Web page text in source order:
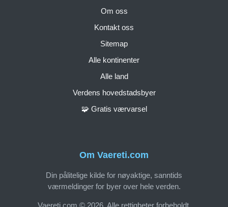
Om Vaereti.com
Din pålitelige kilde for nøyaktige, sanntids
værmeldinger for byer over hele verden.
Vaereti.com © 2026. Alle rettigheter forbeholdt.
Om oss
Kontakt oss
Sitemap
Alle kontinenter
Alle land
Verdens hovedstadsbyer
🧩 Gratis værvarsel